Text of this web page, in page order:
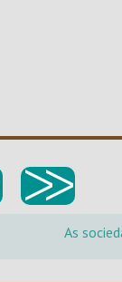
>>
As